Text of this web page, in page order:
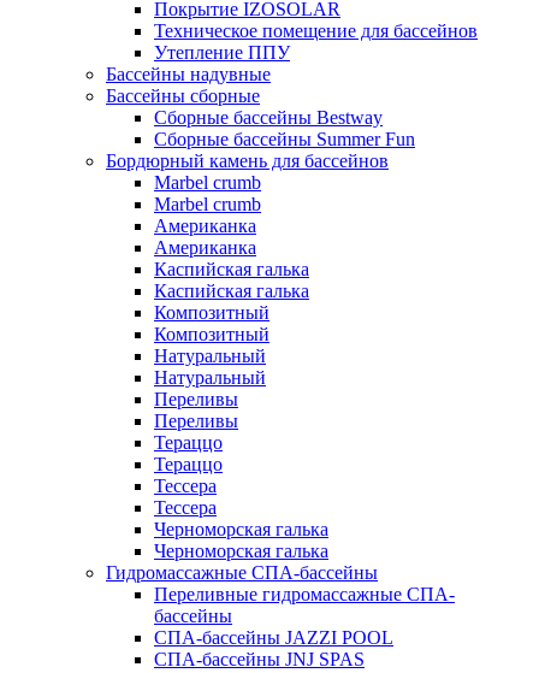
Покрытие IZOSOLAR
Техническое помещение для бассейнов
Утепление ППУ
Бассейны надувные
Бассейны сборные
Сборные бассейны Bestway
Сборные бассейны Summer Fun
Бордюрный камень для бассейнов
Marbel crumb
Marbel crumb
Американка
Американка
Каспийская галька
Каспийская галька
Композитный
Композитный
Натуральный
Натуральный
Переливы
Переливы
Тераццо
Тераццо
Тессера
Тессера
Черноморская галька
Черноморская галька
Гидромассажные СПА-бассейны
Переливные гидромассажные СПА-
бассейны
СПА-бассейны JAZZI POOL
СПА-бассейны JNJ SPAS